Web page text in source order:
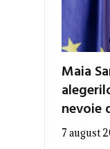
Maia
nevoie
7 august